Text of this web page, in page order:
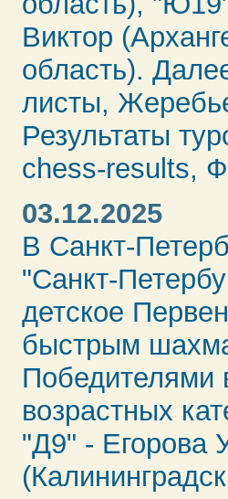
Виктор
область).
листы,
Результаты
chess-results,
03.12.2025
В Санкт-
"Санкт-
детское
быстрым
Победителями
возрастных
"Д9" - Егорова